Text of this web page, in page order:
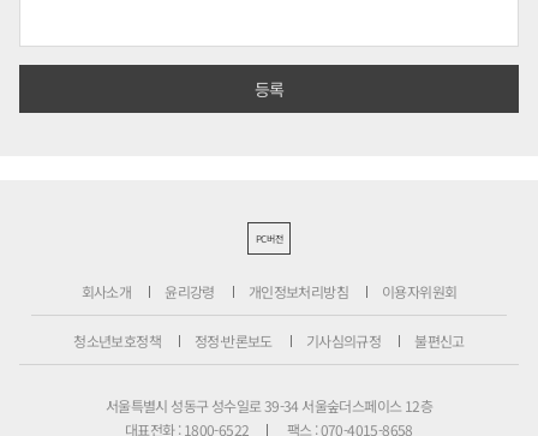
PC버전
회사소개 윤리강령 개인정보처리방침 이용자위원회
청소년보호정책 정정·반론보도 기사심의규정 불편신고
서울특별시 성동구 성수일로 39-34 서울숲더스페이스 12층
대표전화 : 1800-6522
팩스 : 070-4015-8658